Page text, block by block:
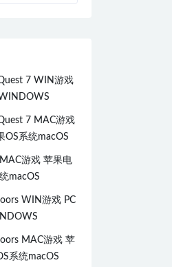
7 WIN游戏
7 MAC游戏
OS系统macOS
游戏 苹果电
macOS
WIN游戏 PC
MAC游戏 苹
系统macOS